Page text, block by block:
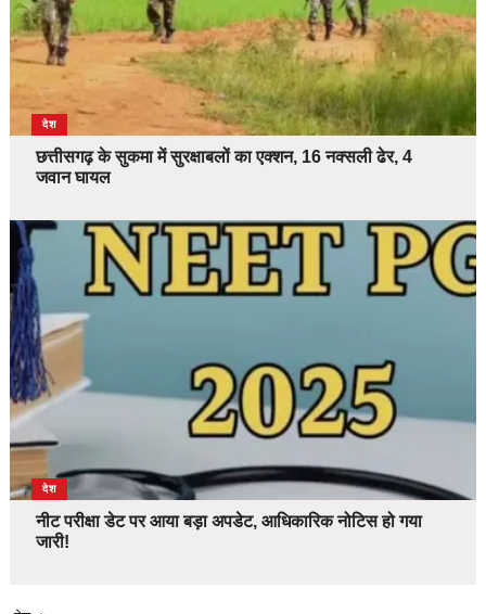
देश
छत्तीसगढ़ के सुकमा में सुरक्षाबलों का एक्शन, 16 नक्सली ढेर, 4
जवान घायल
देश
नीट परीक्षा डेट पर आया बड़ा अपडेट, आधिकारिक नोटिस हो गया
जारी!